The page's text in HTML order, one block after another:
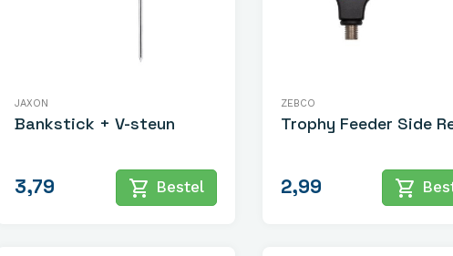
JAXON
Bankstick + V-steun
3,79 shopping_cart Bestel
ZEBCO
Trophy Feeder Side
2,99 shopping_cart